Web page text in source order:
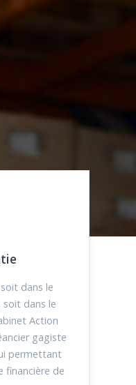
dans le
soit dans le
Action
gagiste
permettant
financière de